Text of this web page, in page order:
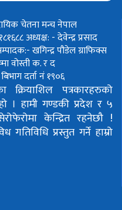
चेतना मन्च नेपाल
अध्यक्ष: - देवेन्द्र प्रसाद
खगिन्द्र पौडेलग्राफिक्स
वोस्तीक. र द
दर्ता नं १९०६
क्रियाशिल पत्रकारहरुको
। हामी गण्डकी प्रदेश र ५
केन्द्रित रहनेछौ !
गतिविधि प्रस्तुत गर्ने हाम्रो